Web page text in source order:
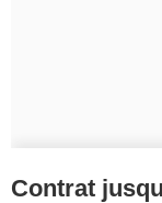
Contrat